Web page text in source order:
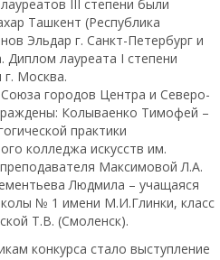
III степени были
Ташкент (Республика
Эльдар г. Санкт-Петербург и
лауреата I степени
Москва.
городов Центра и Северо-
Колываенко Тимофей –
практики
колледжа искусств им.
Максимовой Л.А.
Людмила – учащаяся
№ 1 имени М.И.Глинки, класс
Т.В. (Смоленск).
конкурса стало выступление